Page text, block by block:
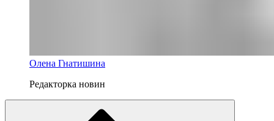
Олена Гнатишина
Редакторка новин